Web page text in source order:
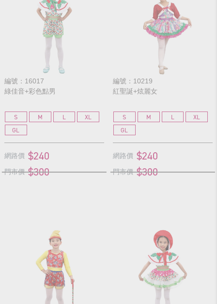
編號：16017
綠佳音+彩色點男
S M L
XL
GL
網路價 $240
門市價 $300
編號：10219
紅聖誕+炫麗女
S M L
XL
GL
網路價 $240
門市價 $300